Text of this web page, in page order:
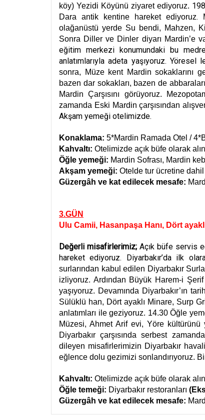
köy) Yezidi Köyünü ziyaret ediyoruz.
Dara antik kentine hareket ediyoruz.
olağanüstü yerde Su bendi, Mahzen,
Sonra Diller ve Dinler diyarı Mardin’e
eğitim merkezi konumundaki bu
anlatımlarıyla adeta yaşıyoruz.
sonra, Müze kent Mardin sokaklarını
bazen dar sokakları, bazen de
Mardin Çarşısını görüyoruz.
zamanda Eski Mardin çarşısından
Akşam yemeği otelimizde.
Konaklama: 5*Mardin Ramada Otel /
Kahvaltı: Otelimizde açık büfe olarak
Öğle yemeği: Mardin Sofrası, Mardin
Akşam yemeği: Otelde tur ücretine
Güzergâh ve kat edilecek mesafe:
3.GÜN
Ulu Camii, Hasanpaşa Hanı, Dört
Değerli misafirlerimiz; Açık büfe servis
hareket ediyoruz. Diyarbakır’da ilk
surlarından kabul edilen Diyarbakır
izliyoruz. Ardından Büyük Harem-i
yaşıyoruz. Devamında Diyarbakır’ın
Sülüklü han, Dört ayaklı Minare, Surp
anlatımları ile geziyoruz. 14.30 Öğle
Müzesi, Ahmet Arif evi, Yöre kültürünü
Diyarbakır çarşısında serbest
dileyen misafirlerimizin Diyarbakır
eğlence dolu gezimizi sonlandırıyoruz.
Kahvaltı: Otelimizde açık büfe olarak
Öğle temeği: Diyarbakır restoranları
Güzergâh ve kat edilecek mesafe: